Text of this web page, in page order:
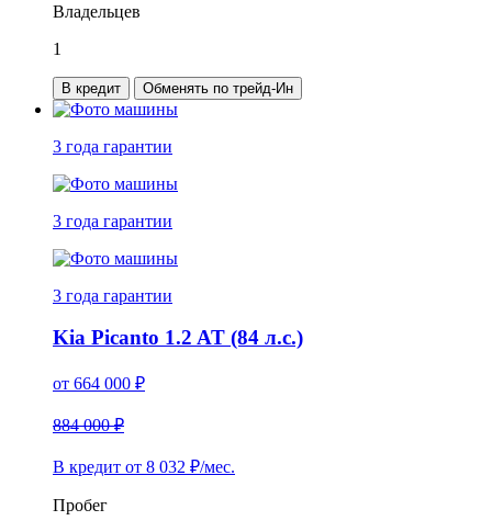
Владельцев
1
В кредит Обменять по трейд-Ин
3 года гарантии
3 года гарантии
3 года гарантии
Kia Picanto 1.2 AT (84 л.с.)
от 664 000 ₽
884 000 ₽
В кредит от 8 032 ₽/мес.
Пробег